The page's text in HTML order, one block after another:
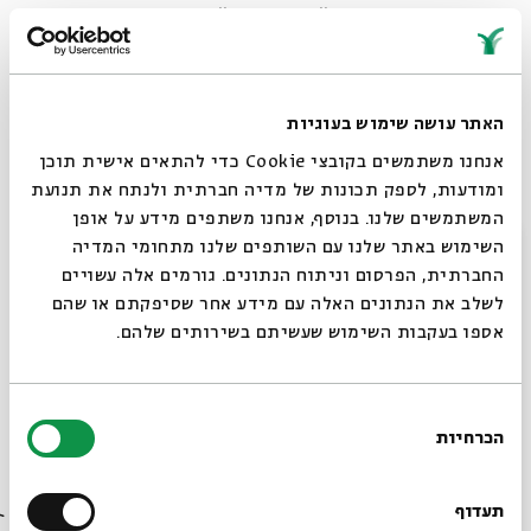
האתר עושה שימוש בעוגיות
אנחנו משתמשים בקובצי Cookie כדי להתאים אישית תוכן
ומודעות, לספק תכונות של מדיה חברתית ולנתח את תנועת
המשתמשים שלנו. בנוסף, אנחנו משתפים מידע על אופן
השימוש באתר שלנו עם השותפים שלנו מתחומי המדיה
החברתית, הפרסום וניתוח הנתונים. גורמים אלה עשויים
לשלב את הנתונים האלה עם מידע אחר שסיפקתם או שהם
אספו בעקבות השימוש שעשיתם בשירותים שלהם.
הסכמה
הכרחיות
תעדוף
זוכה פרס רוה"מ לשירה (פעמיים) ונחשב למוביל הרנסנס
יונדב קפלון מנחה סדנאות כתיבה למורים, רבנים,
רופאים, פסיכולוגים וקציני צה"ל.
הוא יוצר תרגילי יצירה ייחודיים בהשראת מגוון רחב מאוד
של טקסטים (שירת סין העתיקה, שירי הייקו, רבינדרנת
טאגור, שירת העולם והשירה העברית המודרנית).
לאחרונה ראה אור ספרו "בעוד שהיו הולכים - מבחר
אגדות הזוהר והרהורים".
פסיכואנליטיקאית-מנחה בחברה הפסיכואנליטית
הבין-תחומי בפסיכואנליזה באוניברסיטת חיפה בביה"ס
סגור